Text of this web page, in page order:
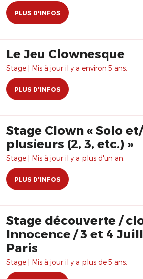
PLUS D'INFOS
Le Jeu Clownesque
Stage | Mis à jour il y a environ 5 ans.
PLUS D'INFOS
Stage Clown « Solo
plusieurs (2, 3, etc.) »
Stage | Mis à jour il y a plus d'un an.
PLUS D'INFOS
Stage découverte /
Innocence / 3 et 4
Paris
Stage | Mis à jour il y a plus de 5 ans.